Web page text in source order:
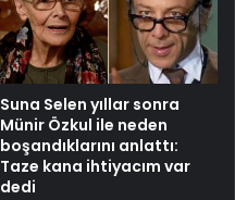
Suna Selen yıllar sonra
Münir Özkul ile neden
boşandıklarını anlattı:
Taze kana ihtiyacım var
dedi